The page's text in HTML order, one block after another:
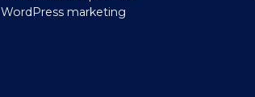
WordPress marketing